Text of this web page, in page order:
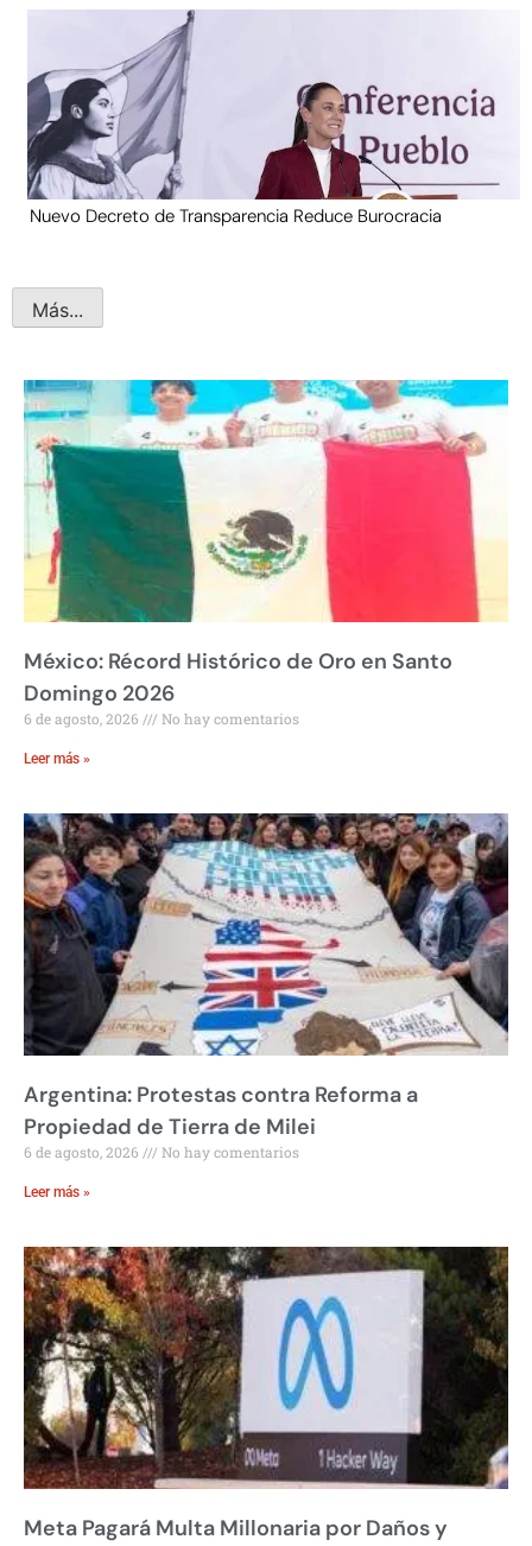
Nuevo Decreto de Transparencia Reduce Burocracia
Más...
México: Récord Histórico de Oro en Santo
Domingo 2026
6 de agosto, 2026 No hay comentarios
Leer más »
Argentina: Protestas contra Reforma a
Propiedad de Tierra de Milei
6 de agosto, 2026 No hay comentarios
Leer más »
Meta Pagará Multa Millonaria por Daños y